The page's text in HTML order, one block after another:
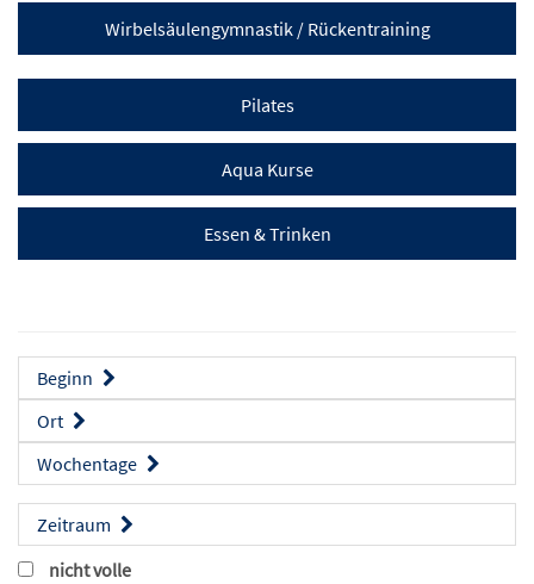
Wirbelsäulengymnastik / Rückentraining
Pilates
Aqua Kurse
Essen & Trinken
Beginn
Ort
Wochentage
Zeitraum
nicht volle